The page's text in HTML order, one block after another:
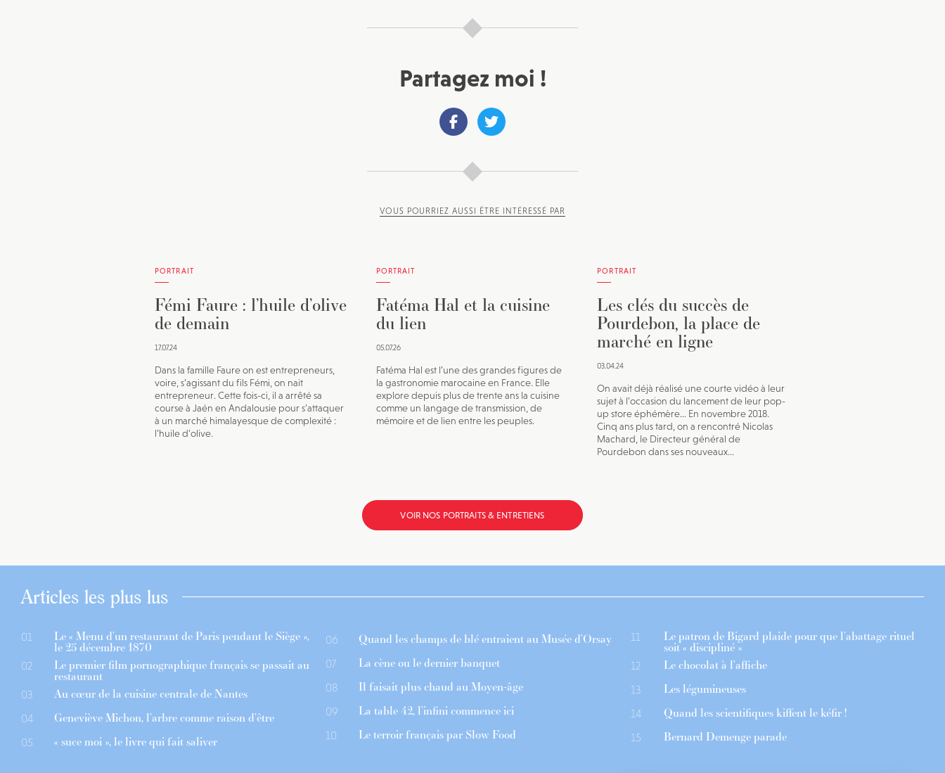
Partagez moi !
VOUS POURRIEZ AUSSI ÊTRE INTÉRESSÉ PAR
PORTRAIT
Fémi Faure : l’huile d’olive
de demain
17.07.24
Dans la famille Faure on est entrepreneurs,
voire, s’agissant du fils Fémi, on nait
entrepreneur. Cette fois-ci, il a arrêté sa
course à Jaén en Andalousie pour s’attaquer
à un marché himalayesque de complexité :
l’huile d’olive.
PORTRAIT
Fatéma Hal et la cuisine
du lien
05.07.26
Fatéma Hal est l’une des grandes figures de
la gastronomie marocaine en France. Elle
explore depuis plus de trente ans la cuisine
comme un langage de transmission, de
mémoire et de lien entre les peuples.
PORTRAIT
Les clés du succès de
Pourdebon, la place de
marché en ligne
03.04.24
On avait déjà réalisé une courte vidéo à leur
sujet à l’occasion du lancement de leur pop-
up store éphémère… En novembre 2018.
Cinq ans plus tard, on a rencontré Nicolas
Machard, le Directeur général de
Pourdebon dans ses nouveaux...
VOIR NOS PORTRAITS & ENTRETIENS
Articles les plus lus
01 Le « Menu d’un restaurant de Paris pendant le Siège »,
le 25 décembre 1870
02 Le premier film pornographique français se passait au
restaurant
03 Au cœur de la cuisine centrale de Nantes
04 Geneviève Michon, l’arbre comme raison d’être
05 « suce moi », le livre qui fait saliver
06 Quand les champs de blé entraient au Musée d’Orsay
07 La cène ou le dernier banquet
08 Il faisait plus chaud au Moyen-âge
09 La table 42, l’infini commence ici
10 Le terroir français par Slow Food
11 Le patron de Bigard plaide pour que l’abattage rituel
soit « discipliné »
12 Le chocolat à l’affiche
13 Les légumineuses
14 Quand les scientifiques kiffent le kéfir !
15 Bernard Demenge parade